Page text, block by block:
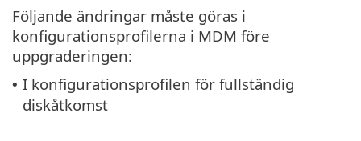
Följande ändringar måste göras i
konfigurationsprofilerna i MDM före
uppgraderingen:
• I konfigurationsprofilen för fullständig
diskåtkomst